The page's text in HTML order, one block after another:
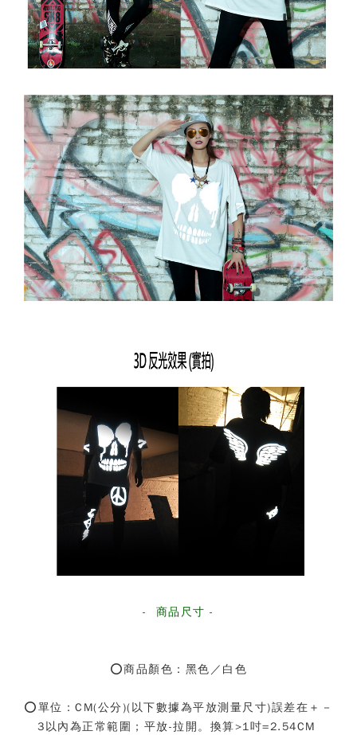
- 商品尺寸 -
⭕商品顏色： 黑色／白色
⭕單位：CM(公分)(以下數據為平放測量尺寸)誤差在＋－
3以內為正常範圍；平放-拉開。換算>1吋=2.54CM